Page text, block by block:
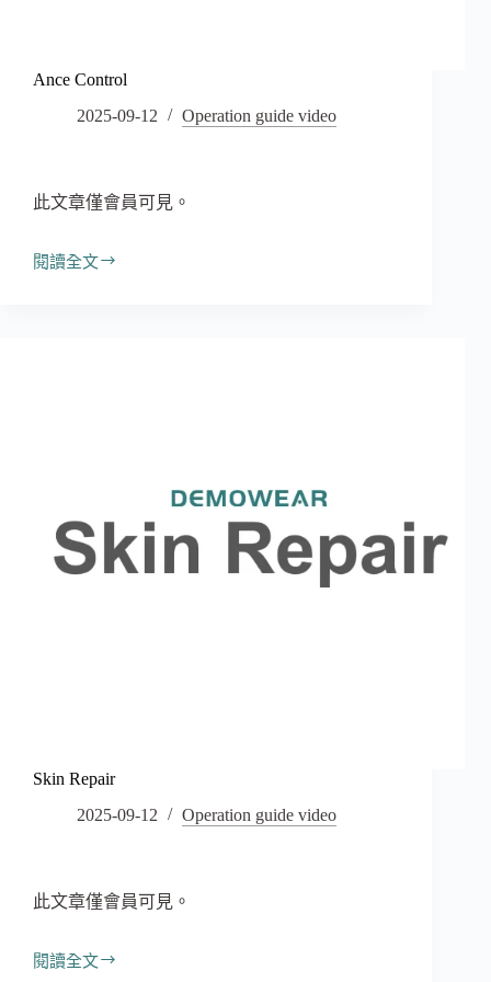
Ance Control
2025-09-12
Operation guide video
此文章僅會員可見。
閱讀全文
Ance
Skin Repair
2025-09-12
Operation guide video
此文章僅會員可見。
閱讀全文
Skin